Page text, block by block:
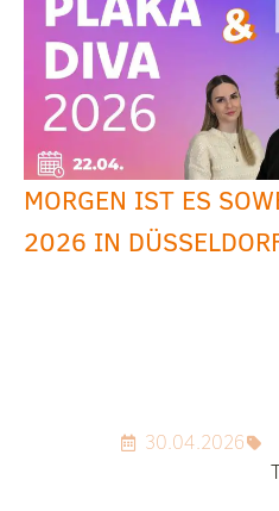
MORGEN IST ES
2026 IN
30.04.2026